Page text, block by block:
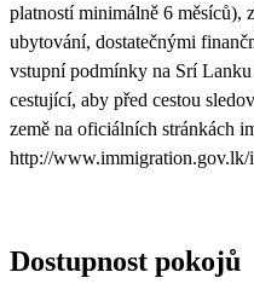
platností minimálně 6 měsíců),
ubytování, dostatečnými
vstupní podmínky na Srí
cestující, aby před cestou
země na oficiálních stránkách
http://www.immigration.gov.lk/
Dostupnost pokojů